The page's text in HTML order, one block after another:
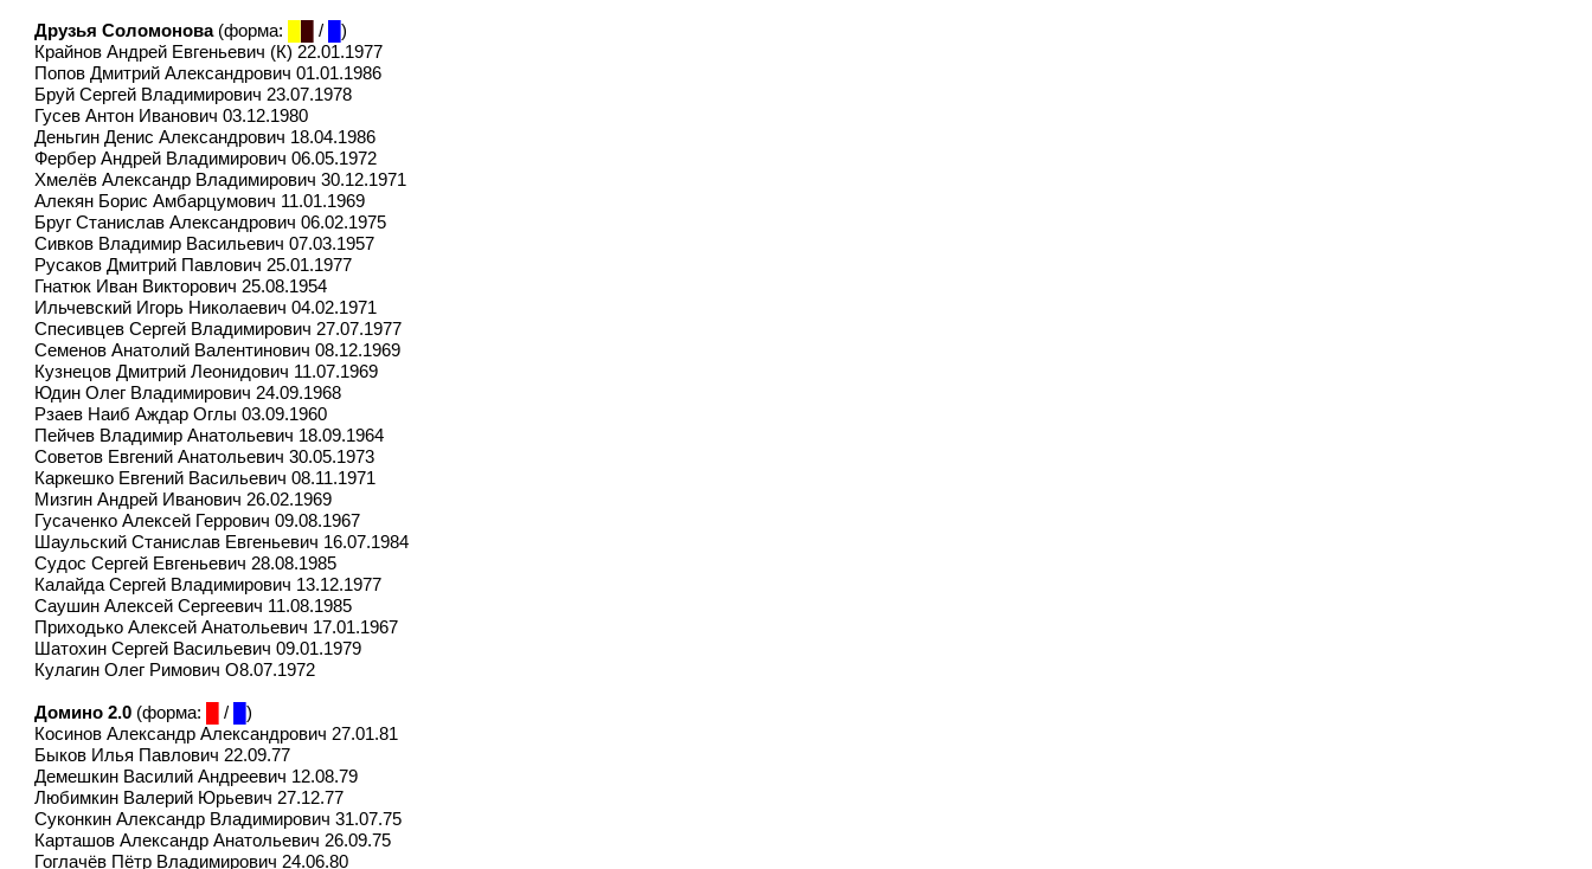
Друзья Соломонова(форма: / █)
Крайнов Андрей Евгеньевич (К) 22.01.1977
Попов Дмитрий Александрович 01.01.1986
Бруй Сергей Владимирович 23.07.1978
Гусев Антон Иванович 03.12.1980
Деньгин Денис Александрович 18.04.1986
Фербер Андрей Владимирович 06.05.1972
Хмелёв Александр Владимирович 30.12.1971
Алекян Борис Амбарцумович 11.01.1969
Бруг Станислав Александрович 06.02.1975
Сивков Владимир Васильевич 07.03.1957
Русаков Дмитрий Павлович 25.01.1977
Гнатюк Иван Викторович 25.08.1954
Ильчевский Игорь Николаевич 04.02.1971
Спесивцев Сергей Владимирович 27.07.1977
Семенов Анатолий Валентинович 08.12.1969
Кузнецов Дмитрий Леонидович 11.07.1969
Юдин Олег Владимирович 24.09.1968
Рзаев Наиб Аждар Оглы 03.09.1960
Пейчев Владимир Анатольевич 18.09.1964
Советов Евгений Анатольевич 30.05.1973
Каркешко Евгений Васильевич 08.11.1971
Мизгин Андрей Иванович 26.02.1969
Гусаченко Алексей Геррович 09.08.1967
Шаульский Станислав Евгеньевич 16.07.1984
Судос Сергей Евгеньевич 28.08.1985
Калайда Сергей Владимирович 13.12.1977
Саушин Алексей Сергеевич 11.08.1985
Приходько Алексей Анатольевич 17.01.1967
Шатохин Сергей Васильевич 09.01.1979
Кулагин Олег Римович О8.07.1972
Домино 2.0 (форма: / █)
Косинов Александр Александрович 27.01.81
Быков Илья Павлович 22.09.77
Демешкин Василий Андреевич 12.08.79
Любимкин Валерий Юрьевич 27.12.77
Суконкин Александр Владимирович 31.07.75
Карташов Александр Анатольевич 26.09.75
Гоглачёв Пётр Владимирович 24.06.80